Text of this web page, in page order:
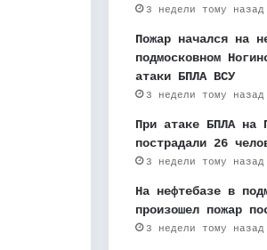
3 недели тому назад
Пожар начался на
подмосковном
атаки БПЛА ВСУ
3 недели тому назад
При атаке БПЛА на
пострадали 26
3 недели тому назад
На нефтебазе в
произошел пожар
3 недели тому назад